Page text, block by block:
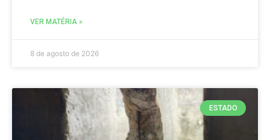
VER MATÉRIA »
8 de agosto de 2026
ESTADO